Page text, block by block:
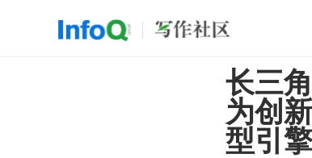
开源 架构
团队管理
长三
为创
型引擎